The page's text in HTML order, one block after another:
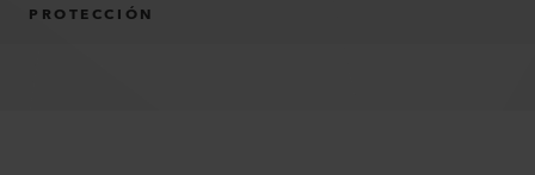
PROTECCIÓN